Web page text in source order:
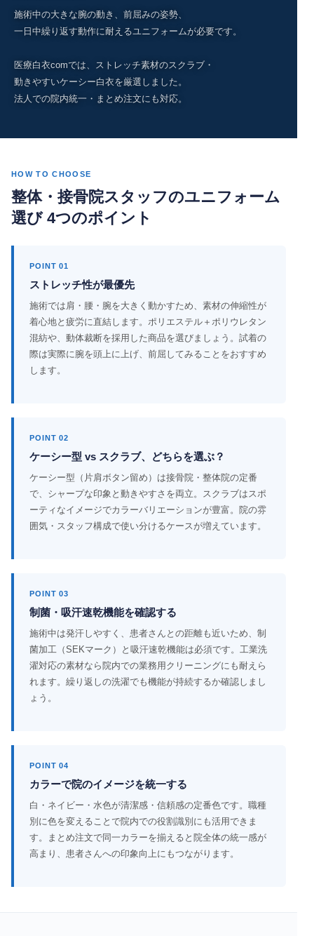
施術中の大きな腕の動き、前屈みの姿勢、
一日中繰り返す動作に耐えるユニフォームが必要です。
医療白衣comでは、ストレッチ素材のスクラブ・
動きやすいケーシー白衣を厳選しました。
法人での院内統一・まとめ注文にも対応。
HOW TO CHOOSE
整体・接骨院スタッフのユニフォーム
選び 4つのポイント
POINT 01
ストレッチ性が最優先
施術では肩・腰・腕を大きく動かすため、素材の伸縮性が
着心地と疲労に直結します。ポリエステル＋ポリウレタン
混紡や、動体裁断を採用した商品を選びましょう。試着の
際は実際に腕を頭上に上げ、前屈してみることをおすすめ
します。
POINT 02
ケーシー型 vs スクラブ、どちらを選ぶ？
ケーシー型（片肩ボタン留め）は接骨院・整体院の定番
で、シャープな印象と動きやすさを両立。スクラブはスポ
ーティなイメージでカラーバリエーションが豊富。院の雰
囲気・スタッフ構成で使い分けるケースが増えています。
POINT 03
制菌・吸汗速乾機能を確認する
施術中は発汗しやすく、患者さんとの距離も近いため、制
菌加工（SEKマーク）と吸汗速乾機能は必須です。工業洗
濯対応の素材なら院内での業務用クリーニングにも耐えら
れます。繰り返しの洗濯でも機能が持続するか確認しまし
ょう。
POINT 04
カラーで院のイメージを統一する
白・ネイビー・水色が清潔感・信頼感の定番色です。職種
別に色を変えることで院内での役割識別にも活用できま
す。まとめ注文で同一カラーを揃えると院全体の統一感が
高まり、患者さんへの印象向上にもつながります。